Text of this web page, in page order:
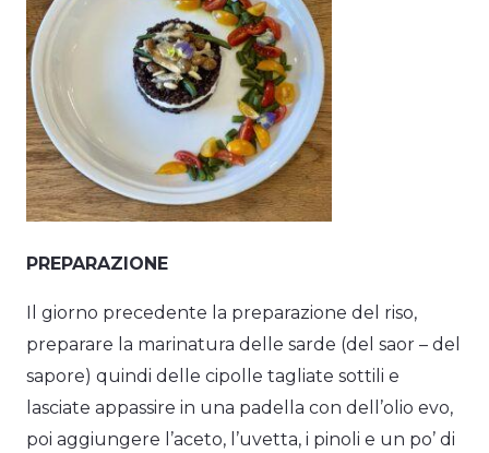
PREPARAZIONE
Il giorno precedente la preparazione del riso,
preparare la marinatura delle sarde (del saor – del
sapore) quindi delle cipolle tagliate sottili e
lasciate appassire in una padella con dell’olio evo,
poi aggiungere l’aceto, l’uvetta, i pinoli e un po’ di